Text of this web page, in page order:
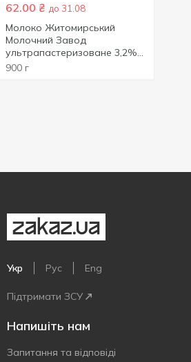
62.00 ₴ до 31.08
Молоко Житомирський
Молочний Завод
ультрапастеризоване 3,2%
900г
900 г
Укр Рус Eng
Підтримати ЗСУ
Напишіть нам
Запитання та відповіді